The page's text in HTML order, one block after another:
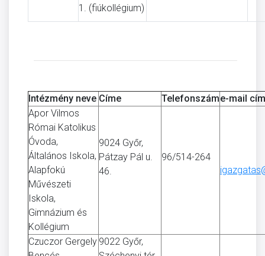
1. (fiúkollégium)
Intézmény neve Címe Telefonszáme-mail cím
Apor Vilmos
Római Katolikus
Óvoda,
Általános Iskola,
Alapfokú
Művészeti
Iskola,
Gimnázium és
Kollégium
9024 Győr,
Pátzay Pál u.
46.
96/514-264
Czuczor Gergely 9022 Győr,